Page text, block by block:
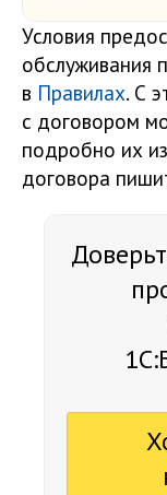
Условия
обслуживания
в Правилах. С
с договором
подробно их
договора